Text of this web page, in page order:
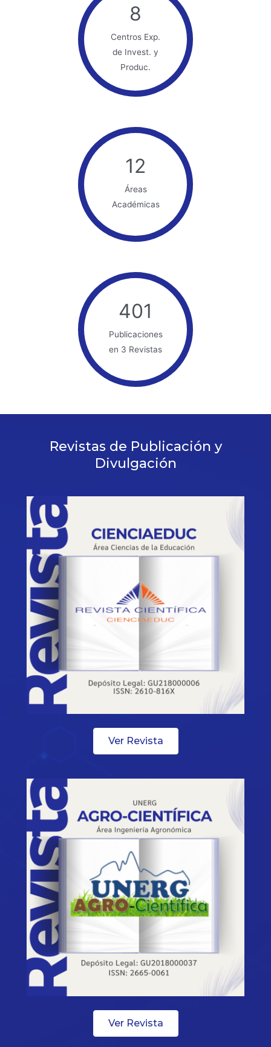
8
Centros Exp.
de Invest. y
Produc.
12
Áreas
Académicas
401
Publicaciones
en 3 Revistas
Revistas de Publicación y
Divulgación
Ver Revista
Ver Revista